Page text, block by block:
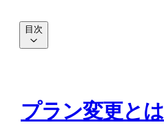
プラン変更とは
目次